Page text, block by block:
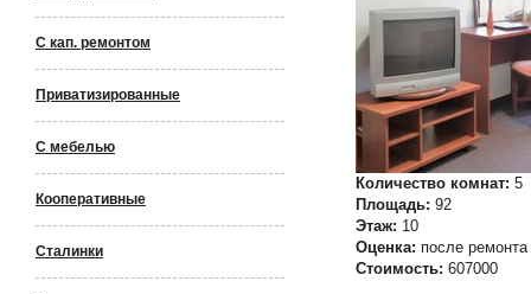
С кап. ремонтом
Приватизированные
С мебелью
Кооперативные
Сталинки
Количество комнат: 5
Площадь: 92
Этаж: 10
Оценка: после ремонта
Стоимость: 607000